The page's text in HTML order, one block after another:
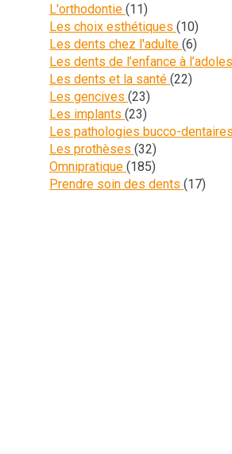
L'orthodontie (11)Articles Count
Les choix esthétiques (10)
Les dents chez l'adulte (6)
Les dents de l’enfance à
Les dents et la santé (22)Articles
Les gencives (23)Articles Count
Les implants (23)Articles Count
Les pathologies bucco-dentaires
Les prothèses (32)Articles Count
Omnipratique (185)Articles Count
Prendre soin des dents (17)